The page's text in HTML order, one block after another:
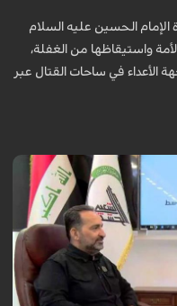
الإمام الحسين عليه السلام
واستيقاظها من الغفلة،
الأعداء في ساحات القتال عبر